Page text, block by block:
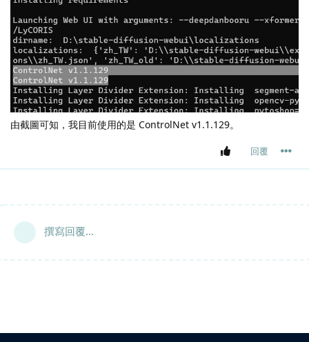
由截圖可知，我目前使用的是 ControlNet v1.1.129。
回覆
撰寫回覆...